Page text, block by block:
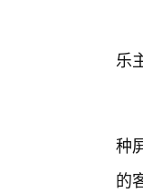
乐
种
的